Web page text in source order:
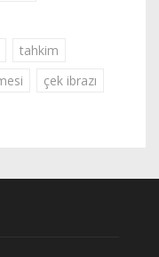
tahkim
çek ibrazı